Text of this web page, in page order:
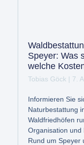
Speyer: Was
welche
Tobias Göck 7.
Informieren Sie
Naturbestattung
Waldfriedhöfen
Organisation und
Rund um Speyer